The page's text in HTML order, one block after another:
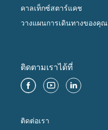
คาลเท็กซ์สตาร์แคช
วางแผนการเดินทางของคุณ
ติดตามเราได้ที่
ติดต่อเรา